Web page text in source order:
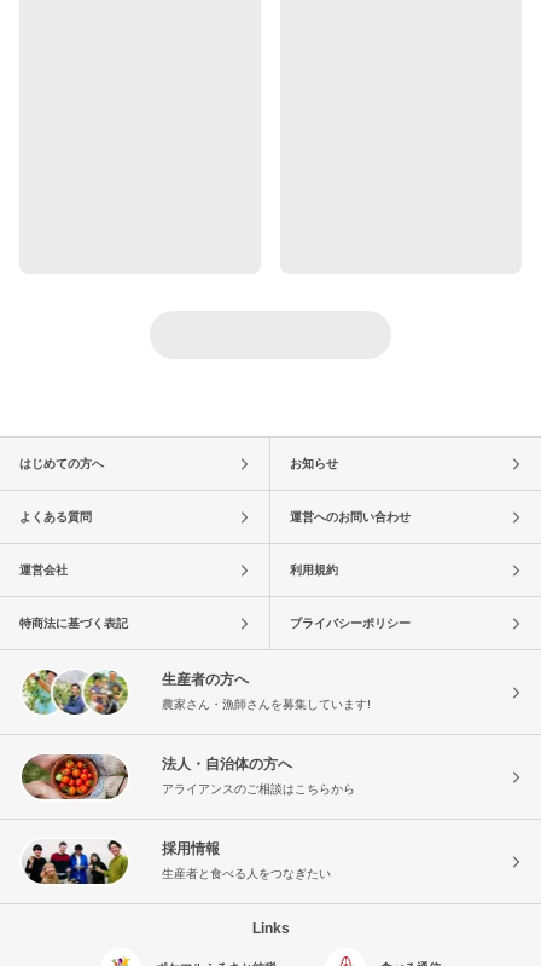
はじめての方へ お知らせ
よくある質問 運営へのお問い合わせ
運営会社 利用規約
特商法に基づく表記 プライバシーポリシー
生産者の方へ
農家さん・漁師さんを募集しています!
法人・自治体の方へ
アライアンスのご相談はこちらから
採用情報
生産者と食べる人をつなぎたい
Links